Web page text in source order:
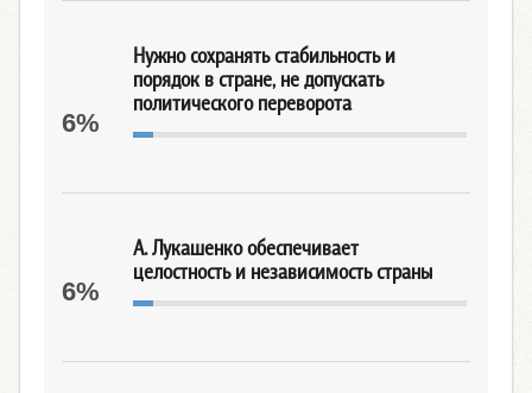
Нужно сохранять стабильность и
порядок в стране, не допускать
политического переворота
6%
А. Лукашенко обеспечивает
целостность и независимость страны
6%